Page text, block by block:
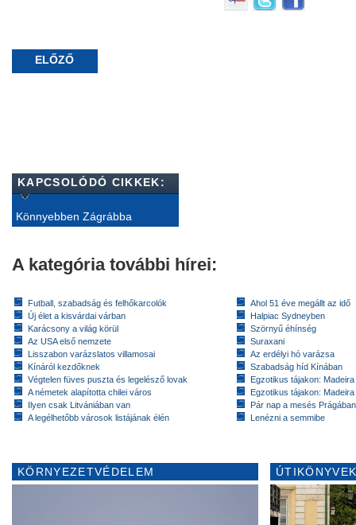
ELŐZŐ
KAPCSOLÓDÓ CIKKEK:
Könnyebben Zágrábba
A kategória további hírei:
Futball, szabadság és felhőkarcolók
Új élet a kisvárdai várban
Karácsony a világ körül
Az USA első nemzete
Lisszabon varázslatos villamosai
Kínáról kezdőknek
Végtelen füves puszta és legelésző lovak
A németek alapította chilei város
Ilyen csak Litvániában van
A legélhetőbb városok listájának élén
Ahol 51 éve megállt az idő
Halpiac Sydneyben
Szörnyű éhínség
Suraxani
Az erdélyi hó varázsa
Szabadság híd Kínában
Egzotikus tájakon:
Egzotikus tájakon:
Pár nap a mesés Prágában
Lenézni a semmibe
KÖRNYEZETVÉDELEM